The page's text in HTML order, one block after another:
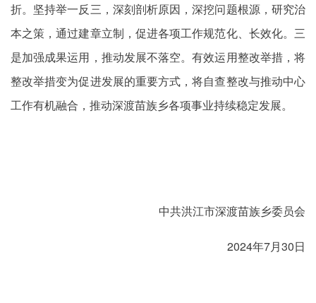
折。坚持举一反三，深刻剖析原因，深挖问题根源，研究治
本之策，通过建章立制，促进各项工作规范化、长效化。三
是加强成果运用，推动发展不落空。有效运用整改举措，将
整改举措变为促进发展的重要方式，将自查整改与推动中心
工作有机融合，推动深渡苗族乡各项事业持续稳定发展。
中共洪江市深渡苗族乡委员会
2024年7月30日